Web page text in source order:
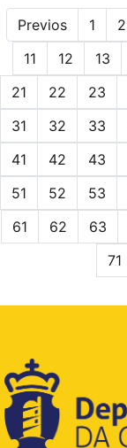
Previos 1 2
11
12 13
21
22 23
31
32 33
41
42 43
51
52 53
61
62 63
71